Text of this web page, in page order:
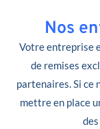
Nos
Votre entreprise
de remises
partenaires. Si ce
mettre en place